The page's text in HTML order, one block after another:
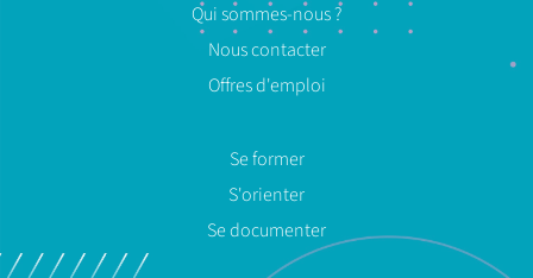
Qui sommes-nous ?
Nous contacter
Offres d'emploi
Se former
S'orienter
Se documenter